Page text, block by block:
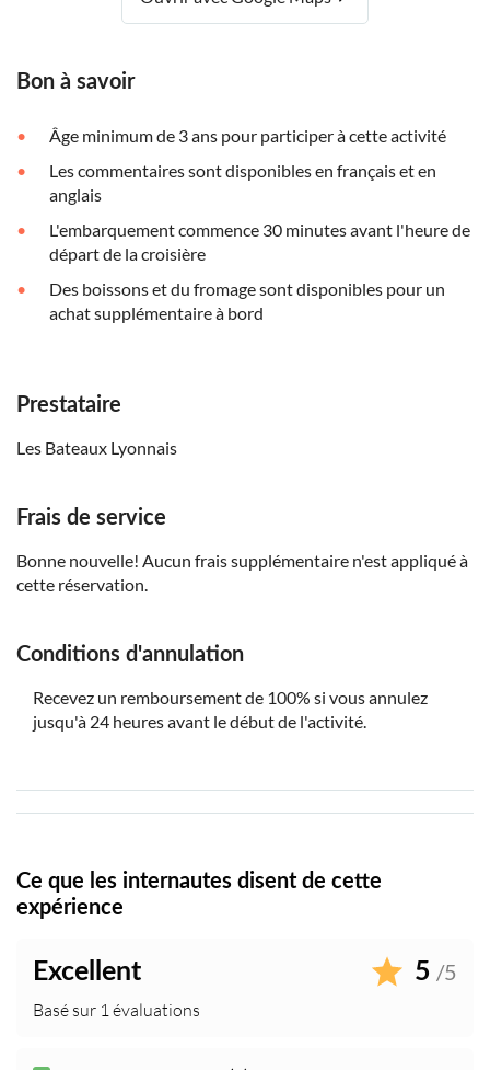
Bon à savoir
Âge minimum de 3 ans pour participer à cette activité
Les commentaires sont disponibles en français et en
anglais
L'embarquement commence 30 minutes avant l'heure de
départ de la croisière
Des boissons et du fromage sont disponibles pour un
achat supplémentaire à bord
Prestataire
Les Bateaux Lyonnais
Frais de service
Bonne nouvelle! Aucun frais supplémentaire n'est appliqué à
cette réservation.
Conditions d'annulation
Recevez un remboursement de 100% si vous annulez
jusqu'à 24 heures avant le début de l'activité.
Ce que les internautes disent de cette
expérience
Excellent 5 /5
Basé sur 1 évaluations